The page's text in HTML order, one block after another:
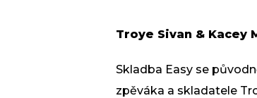
Troye Sivan & Kacey
Skladba Easy se
zpěváka a skladatele